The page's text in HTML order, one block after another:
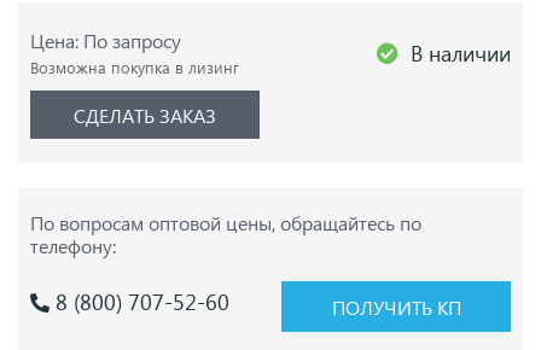
Цена: По запросу
Возможна покупка в лизинг В наличии
СДЕЛАТЬ ЗАКАЗ
По вопросам оптовой цены,обращайтесь по
телефону:
8 (800) 707-52-60 ПОЛУЧИТЬ КП